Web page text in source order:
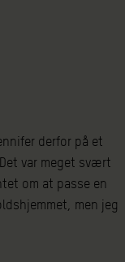
derfor på et
var meget svært
om at passe en
men jeg